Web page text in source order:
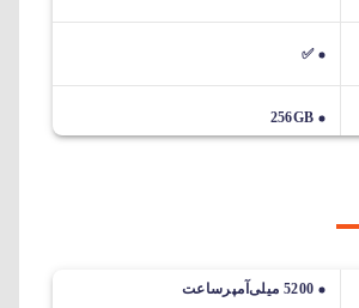
✅
256GB
5200 میلی‌آمپرساعت